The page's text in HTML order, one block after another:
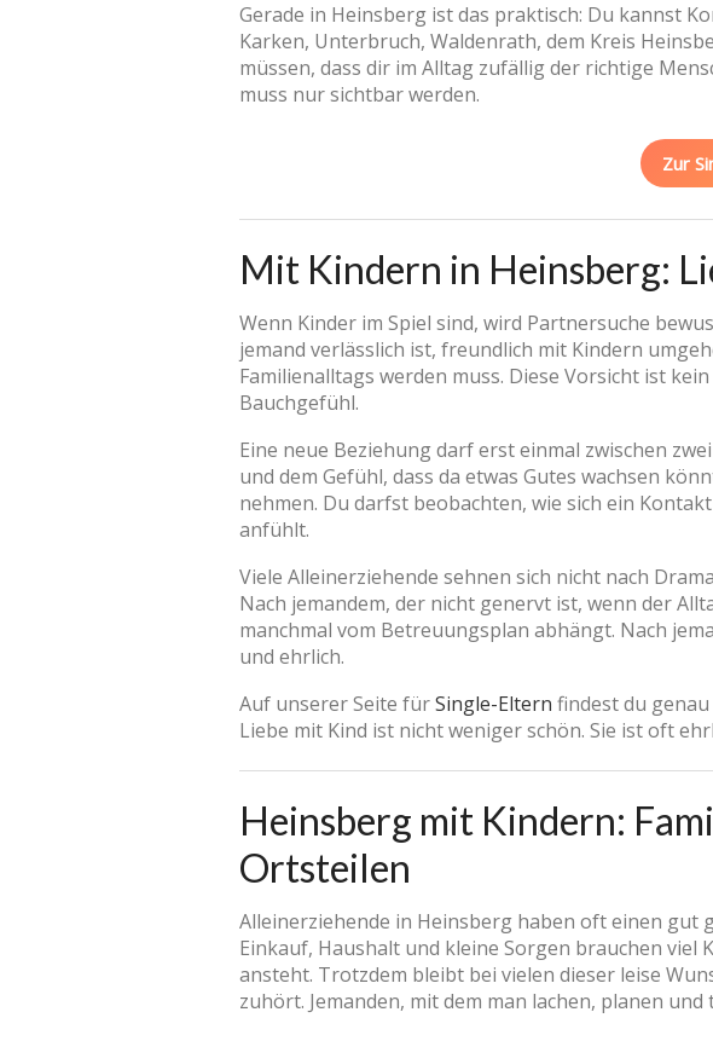
Gerade in Heinsberg ist das praktisch: Du kannst
Karken, Unterbruch, Waldenrath, dem Kreis
müssen, dass dir im Alltag zufällig der richtige
muss nur sichtbar werden.
Zur
Mit Kindern in Heinsberg:
Wenn Kinder im Spiel sind, wird Partnersuche
jemand verlässlich ist, freundlich mit Kindern
Familienalltags werden muss. Diese Vorsicht ist
Bauchgefühl.
Eine neue Beziehung darf erst einmal zwischen
und dem Gefühl, dass da etwas Gutes wachsen
nehmen. Du darfst beobachten, wie sich ein
anfühlt.
Viele Alleinerziehende sehnen sich nicht nach
Nach jemandem, der nicht genervt ist, wenn der
manchmal vom Betreuungsplan abhängt. Nach
und ehrlich.
Auf unserer Seite fürSingle-Eltern findest du
Liebe mit Kind ist nicht weniger schön. Sie ist oft
Heinsberg mit Kindern:
Ortsteilen
Alleinerziehende in Heinsberg haben oft einen gut
Einkauf, Haushalt und kleine Sorgen brauchen viel
ansteht. Trotzdem bleibt bei vielen dieser leise
zuhört. Jemanden, mit dem man lachen, planen und